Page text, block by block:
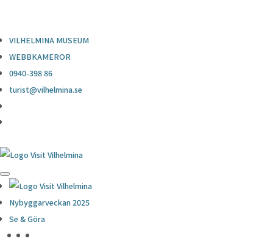
VILHELMINA MUSEUM
WEBBKAMEROR
0940-398 86
turist@vilhelmina.se
Nybyggarveckan 2025
Se & Göra